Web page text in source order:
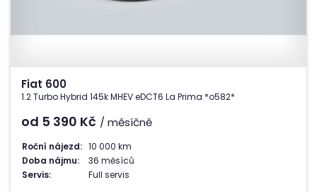
Fiat 600
1.2 Turbo Hybrid 145k MHEV eDCT6 La Prima *o582*
od 5 390 Kč / měsíčně
Roční nájezd: 10 000 km
Doba nájmu:
36 měsíců
Servis:
Full servis